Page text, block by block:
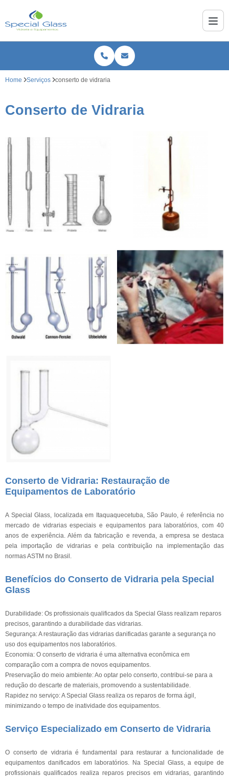
Home Serviços conserto de vidraria
Conserto de Vidraria
Conserto de Vidraria: Restauração de
Equipamentos de Laboratório
A Special Glass, localizada em Itaquaquecetuba, São Paulo, é referência no
mercado de vidrarias especiais e equipamentos para laboratórios, com 40
anos de experiência. Além da fabricação e revenda, a empresa se destaca
pela importação de vidrarias e pela contribuição na implementação das
normas ASTM no Brasil.
Benefícios do Conserto de Vidraria pela Special
Glass
Durabilidade: Os profissionais qualificados da Special Glass realizam reparos
precisos, garantindo a durabilidade das vidrarias.
Segurança: A restauração das vidrarias danificadas garante a segurança no
uso dos equipamentos nos laboratórios.
Economia: O conserto de vidraria é uma alternativa econômica em
comparação com a compra de novos equipamentos.
Preservação do meio ambiente: Ao optar pelo conserto, contribui-se para a
redução do descarte de materiais, promovendo a sustentabilidade.
Rapidez no serviço: A Special Glass realiza os reparos de forma ágil,
minimizando o tempo de inatividade dos equipamentos.
Serviço Especializado em Conserto de Vidraria
O conserto de vidraria é fundamental para restaurar a funcionalidade de
equipamentos danificados em laboratórios. Na Special Glass, a equipe de
profissionais qualificados realiza reparos precisos em vidrarias, garantindo